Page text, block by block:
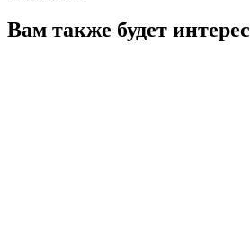
Вам также будет